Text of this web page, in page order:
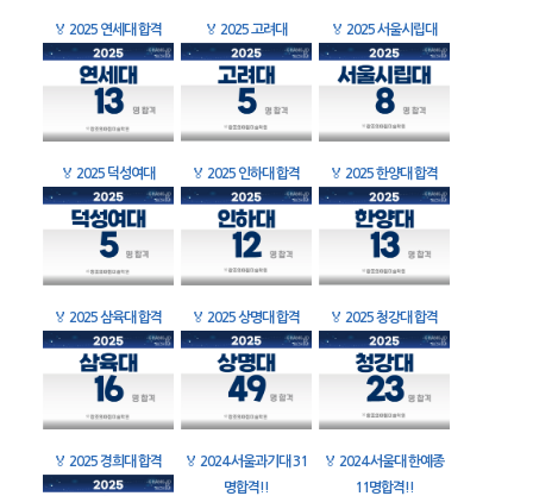
🏅 2025 연세대 합격 🏅 2025 고려대 🏅 2025 서울시립대
🏅 2025 덕성여대 🏅 2025 인하대 합격 🏅 2025 한양대 합격
🏅 2025 삼육대 합격 🏅 2025 상명대 합격 🏅 2025 청강대 합격
🏅 2025 경희대 합격 🏅 2024 서울과기대 31
명합격!!
🏅 2024 서울대 한예종
11명합격!!